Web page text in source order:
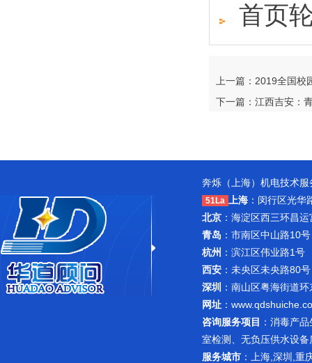
首页
上一篇：2019全国
下一篇：江西吉安：
奔烁（上海）机电技术
51La 上海 ：闵行区光
北京 ：海淀区西三环
青岛 ：市南区中山
杭州 ：滨江区伟业
西安 ：未央区未央
深圳
：南山区粤海街道
网址 ：
咨询服务项目 ： 消毒产品
室检测
、无负压供水设
服务城市 ：上海,深圳,重